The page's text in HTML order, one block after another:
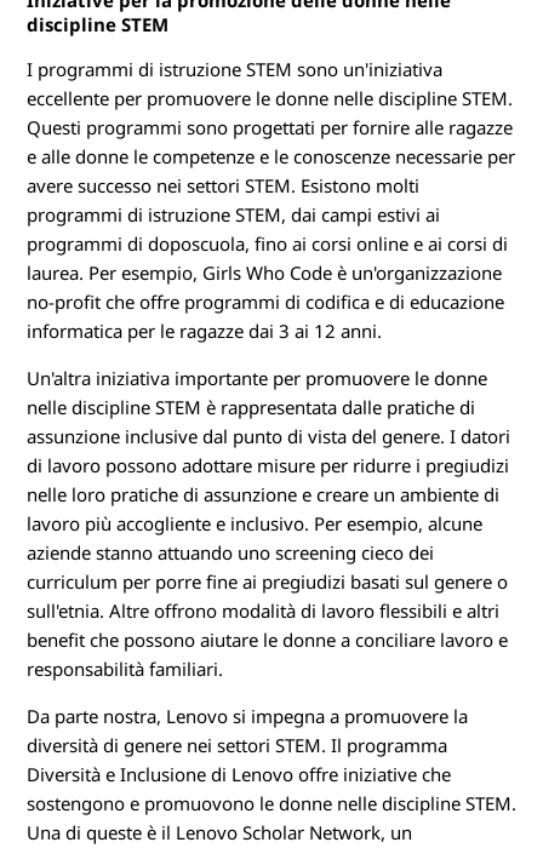
discipline STEM
I programmi di istruzione STEM sono un'iniziativa
eccellente per promuovere le donne nelle discipline STEM.
Questi programmi sono progettati per fornire alle ragazze
e alle donne le competenze e le conoscenze necessarie per
avere successo nei settori STEM. Esistono molti
programmi di istruzione STEM, dai campi estivi ai
programmi di doposcuola, fino ai corsi online e ai corsi di
laurea. Per esempio, Girls Who Code è un'organizzazione
no-profit che offre programmi di codifica e di educazione
informatica per le ragazze dai 3 ai 12 anni.
Un'altra iniziativa importante per promuovere le donne
nelle discipline STEM è rappresentata dalle pratiche di
assunzione inclusive dal punto di vista del genere. I datori
di lavoro possono adottare misure per ridurre i pregiudizi
nelle loro pratiche di assunzione e creare un ambiente di
lavoro più accogliente e inclusivo. Per esempio, alcune
aziende stanno attuando uno screening cieco dei
curriculum per porre fine ai pregiudizi basati sul genere o
sull'etnia. Altre offrono modalità di lavoro flessibili e altri
benefit che possono aiutare le donne a conciliare lavoro e
responsabilità familiari.
Da parte nostra, Lenovo si impegna a promuovere la
diversità di genere nei settori STEM. Il programma
Diversità e Inclusione di Lenovo offre iniziative che
sostengono e promuovono le donne nelle discipline STEM.
Una di queste è il Lenovo Scholar Network, un